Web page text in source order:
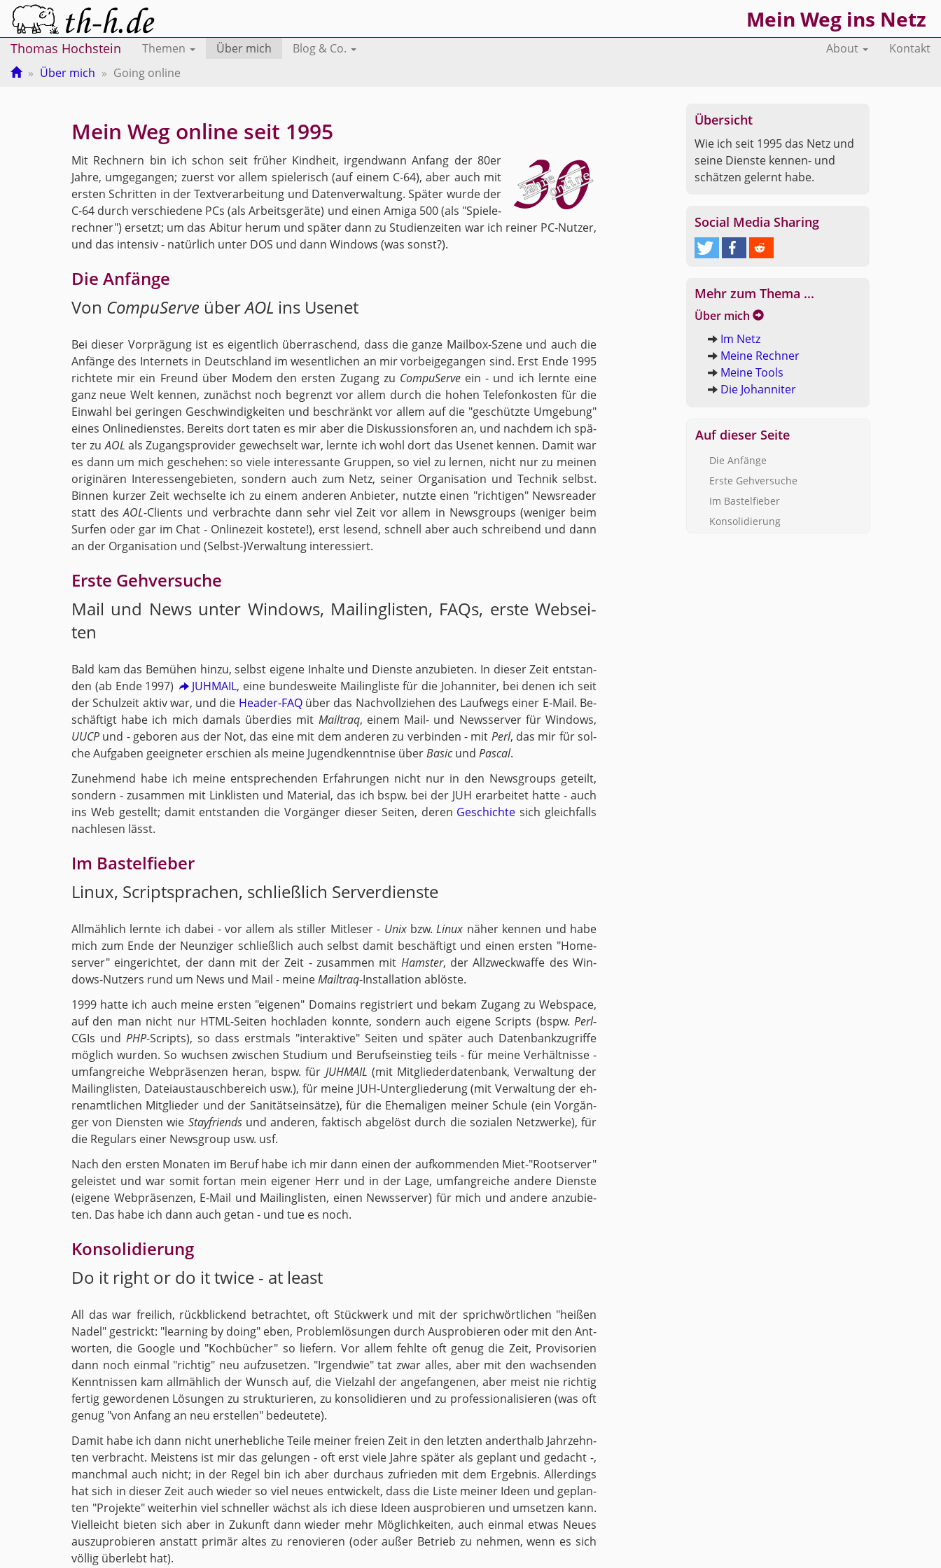
Mein Weg ins Netz
Thomas Hochstein Themen Über mich Blog & Co. About
Kontakt
Über mich
Going online
Mein Weg on­line seit 1995
Mit Rech­nern bin ich schon seit frü­her Kind­heit, ir­gend­wann An­fang der 80er
Jahre, um­ge­gan­gen; zu­erst vor allem spie­le­risch (auf einem C-64), aber auch mit
ers­ten Schrit­ten in der Text­ver­ar­bei­tung und Da­ten­ver­wal­tung. Spä­ter wurde der
C-64 durch ver­schie­de­ne PCs (als Ar­beits­ge­rä­te) und einen Amiga 500 (als "Spie­le­
rech­ner") er­setzt; um das Ab­itur herum und spä­ter dann zu Stu­di­en­zei­ten war ich rei­ner PC-Nut­zer,
und das in­ten­siv - na­tür­lich unter DOS und dann Win­dows (was sonst?).
Die An­fän­ge
Von Com­pu­Ser­ve überAOL ins Use­net
Bei die­ser Vor­prä­gung ist es ei­gent­lich über­ra­schend, dass die ganze Mail­box-Sze­ne und auch die
An­fän­ge des In­ter­nets in Deutsch­land im we­sent­li­chen an mir vor­bei­ge­gan­gen sind. Erst Ende 1995
rich­te­te mir ein Freund über Modem den ers­ten Zu­gang zu Com­pu­Ser­veein - und ich lern­te eine
ganz neue Welt ken­nen, zu­nächst noch be­grenzt vor allem durch die hohen Te­le­fon­kos­ten für die
Ein­wahl bei ge­rin­gen Ge­schwin­dig­kei­ten und be­schränkt vor allem auf die "ge­schütz­te Um­ge­bung"
eines On­line­diens­tes. Be­reits dort taten es mir aber die Dis­kus­si­ons­fo­ren an, und nach­dem ich spä­
ter zuAOL als Zu­gangs­pro­vi­der ge­wech­selt war, lern­te ich wohl dort das Use­net ken­nen. Damit war
es dann um mich ge­sche­hen: so viele in­ter­es­san­te Grup­pen, so viel zu ler­nen, nicht nur zu mei­nen
ori­gi­nä­ren In­ter­es­sen­ge­bie­ten, son­dern auch zum Netz, sei­ner Or­ga­ni­sa­ti­on und Tech­nik selbst.
Bin­nen kur­zer Zeit wech­sel­te ich zu einem an­de­ren An­bie­ter, nutz­te einen "rich­ti­gen" News­re­a­der
statt desAOL-Cli­ents und ver­brach­te dann sehr viel Zeit vor allem in News­groups (we­ni­ger beim
Sur­fen oder gar im Chat - On­line­zeit kos­te­te!), erst le­send, schnell aber auch schrei­bend und dann
an der Or­ga­ni­sa­ti­on und (Selbst-)Ver­wal­tung in­ter­es­siert.
Erste Geh­ver­su­che
Mail und News unter Win­dows, Mai­ling­lis­ten, FAQs, erste Web­sei­
ten
Bald kam das Be­mü­hen hinzu, selbst ei­ge­ne In­hal­te und Diens­te an­zu­bie­ten. In die­ser Zeit ent­stan­
den (ab Ende 1997)
JUH­MAIL, eine bun­des­wei­te Mai­ling­lis­te für die Jo­han­ni­ter, bei denen ich seit
der Schul­zeit aktiv war, und die Hea­der-FAQüber das Nach­voll­zie­hen des Lauf­wegs einer E-Mail. Be­
schäf­tigt habe ich mich da­mals über­dies mit Mail­traq, einem Mail- und News­ser­ver für Win­dows,
UUCP und - ge­bo­ren aus der Not, das eine mit dem an­de­ren zu ver­bin­den - mit Perl, das mir für sol­
che Auf­ga­ben ge­eig­ne­ter er­schien als meine Ju­gend­kennt­ni­se überBasicund Pas­cal.
Zu­neh­mend habe ich meine ent­spre­chen­den Er­fah­run­gen nicht nur in den News­groups ge­teilt,
son­dern - zu­sam­men mit Link­lis­ten und Ma­te­ri­al, das ich bspw. bei der JUH er­ar­bei­tet hatte - auch
ins Web ge­stellt; damit ent­stan­den die Vor­gän­ger die­ser Sei­ten, deren Ge­schich­te sich gleich­falls
nach­le­sen lässt.
Im Bas­tel­fie­ber
Linux, Script­spra­chen, schließ­lich Ser­ver­diens­te
All­mäh­lich lern­te ich dabei - vor allem als stil­ler Mit­le­ser - Unixbzw.Linux näher ken­nen und habe
mich zum Ende der Neun­zi­ger schließ­lich auch selbst damit be­schäf­tigt und einen ers­ten "Home­
ser­ver" ein­ge­rich­tet, der dann mit der Zeit - zu­sam­men mit Hams­ter, der All­zweck­waf­fe des Win­
dows-Nut­zers rund um News und Mail - meineMail­traq-In­stal­la­ti­on ab­lös­te.
1999 hatte ich auch meine ers­ten "ei­ge­nen" Do­mains re­gis­triert und bekam Zu­gang zu Web­s­pace,
auf den man nicht nur HTML-Sei­ten hoch­la­den konn­te, son­dern auch ei­ge­ne Scripts (bspw. Perl-
CGIs und PHP-Scripts), so dass erst­mals "in­ter­ak­ti­ve" Sei­ten und spä­ter auch Da­ten­bank­zu­grif­fe
mög­lich wur­den. So wuch­sen zwi­schen Stu­di­um und Be­rufs­ein­stieg teils - für meine Ver­hält­nis­se -
um­fang­rei­che Web­prä­sen­zen heran, bspw. für JUH­MAIL (mit Mit­glie­der­da­ten­bank, Ver­wal­tung der
Mai­ling­lis­ten, Da­tei­aus­tausch­be­reich usw.), für meine JUH-Un­ter­glie­de­rung (mit Ver­wal­tung der eh­
ren­amt­li­chen Mit­glie­der und der Sa­ni­täts­ein­sät­ze), für die Ehe­ma­li­gen mei­ner Schu­le (ein Vor­gän­
ger von Diens­ten wie Stay­fri­endsund an­de­ren, fak­tisch ab­ge­löst durch die so­zia­len Netz­wer­ke), für
die Re­gu­lars einer News­group usw. usf.
Nach den ers­ten Mo­na­ten im Beruf habe ich mir dann einen der auf­kom­men­den Miet-"Root­ser­ver"
ge­leis­tet und war somit fort­an mein ei­ge­ner Herr und in der Lage, um­fang­rei­che an­de­re Diens­te
(ei­ge­ne Web­prä­sen­zen, E-Mail und Mai­ling­lis­ten, einen News­ser­ver) für mich und an­de­re an­zu­bie­
ten. Das habe ich dann auch getan - und tue es noch.
Kon­so­li­die­rung
Do it right or do it twice - at least
All das war frei­lich, rück­bli­ckend be­trach­tet, oft Stück­werk und mit der sprich­wört­li­chen "hei­ßen
Nadel" ge­strickt: "learning by doing" eben, Pro­blem­lö­sun­gen durch Aus­pro­bie­ren oder mit den Ant­
wor­ten, die Goog­le und "Koch­bü­cher" so lie­fern. Vor allem fehl­te oft genug die Zeit, Pro­vi­so­ri­en
dann noch ein­mal "rich­tig" neu auf­zu­set­zen. "Ir­gend­wie" tat zwar alles, aber mit den wach­sen­den
Kennt­nis­sen kam all­mäh­lich der Wunsch auf, die Viel­zahl der an­ge­fan­ge­nen, aber meist nie rich­tig
fer­tig ge­wor­de­nen Lö­sun­gen zu struk­tu­rie­ren, zu kon­so­li­die­ren und zu pro­fes­sio­na­li­sie­ren (was oft
genug "von An­fang an neu er­stel­len" be­deu­te­te).
Damit habe ich dann nicht un­er­heb­li­che Teile mei­ner frei­en Zeit in den letz­ten an­dert­halb Jahr­zehn­
ten ver­bracht. Meis­tens ist mir das ge­lun­gen - oft erst viele Jahre spä­ter als ge­plant und ge­dacht -,
manch­mal auch nicht; in der Regel bin ich aber durch­aus zu­frie­den mit dem Er­geb­nis. Al­ler­dings
hat sich in die­ser Zeit auch wie­der so viel neues ent­wi­ckelt, dass die Liste mei­ner Ideen und ge­plan­
ten "Pro­jek­te" wei­ter­hin viel schnel­ler wächst als ich diese Ideen aus­pro­bie­ren und um­set­zen kann.
Viel­leicht bie­ten sich aber in Zu­kunft dann wie­der mehr Mög­lich­kei­ten, auch ein­mal etwas Neues
aus­zu­pro­bie­ren an­statt pri­mär altes zu re­no­vie­ren (oder außer Be­trieb zu neh­men, wenn es sich
völ­lig über­lebt hat).
Über­sicht
Wie ich seit 1995 das Netz und
seine Diens­te ken­nen- und
schät­zen ge­lernt habe.
So­ci­al Media Sharing
Mehr zum Thema ...
Über mich
Im Netz
Meine Rech­ner
Meine Tools
Die Jo­han­ni­ter
Auf die­ser Seite
Die An­fän­ge
Erste Geh­ver­su­che
Im Bas­tel­fie­ber
Kon­so­li­die­rung